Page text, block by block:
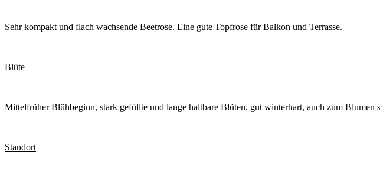
Sehr kompakt und flach wachsende Beetrose. Eine gute Topfrose für Balkon und Terrasse.
Blüte
Mittelfrüher Blühbeginn, stark gefüllte und lange haltbare Blüten, gut winterhart, auch zum Blumen
Standort